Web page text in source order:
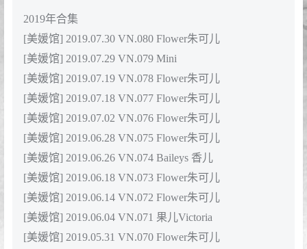
2019年合集
[美媛馆] 2019.07.30 VN.080 Flower朱可儿
[美媛馆] 2019.07.29 VN.079 Mini
[美媛馆] 2019.07.19 VN.078 Flower朱可儿
[美媛馆] 2019.07.18 VN.077 Flower朱可儿
[美媛馆] 2019.07.02 VN.076 Flower朱可儿
[美媛馆] 2019.06.28 VN.075 Flower朱可儿
[美媛馆] 2019.06.26 VN.074 Baileys 香儿
[美媛馆] 2019.06.18 VN.073 Flower朱可儿
[美媛馆] 2019.06.14 VN.072 Flower朱可儿
[美媛馆] 2019.06.04 VN.071 果儿Victoria
[美媛馆] 2019.05.31 VN.070 Flower朱可儿